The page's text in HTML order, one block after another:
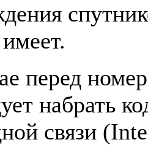
перед
набрать
связи